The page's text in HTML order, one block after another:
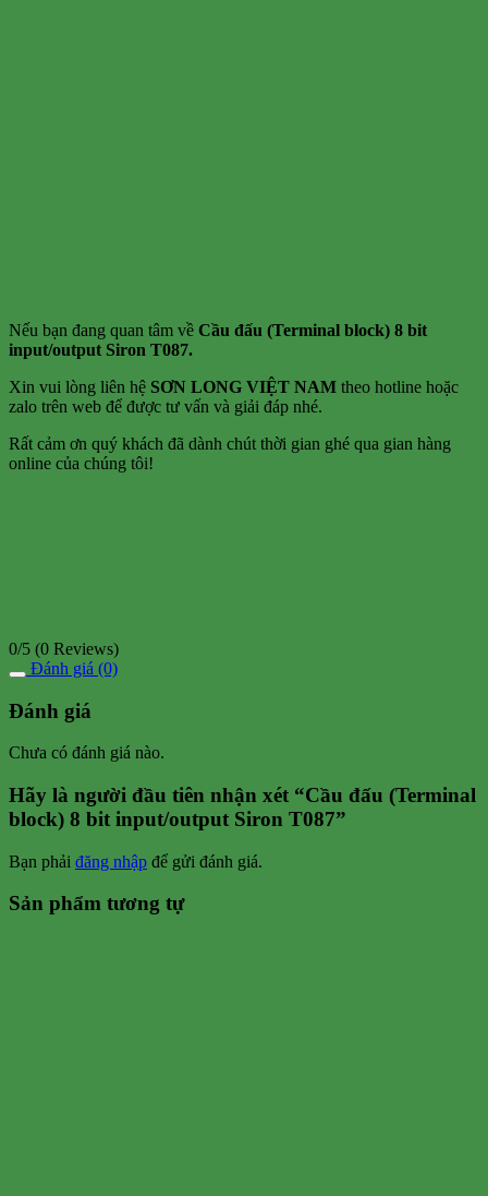
Nếu bạn đang quan tâm về Cầu đấu (Terminal block) 8 bit
input/output Siron T087.
Xin vui lòng liên hệ SƠN LONG VIỆT NAM theo hotline hoặc
zalo trên web để được tư vấn và giải đáp nhé.
Rất cảm ơn quý khách đã dành chút thời gian ghé qua gian hàng
online của chúng tôi!
0/5 (0 Reviews)
Đánh giá (0)
Đánh giá
Chưa có đánh giá nào.
Hãy là người đầu tiên nhận xét “Cầu đấu (Terminal
block) 8 bit input/output Siron T087”
Bạn phải đăng nhập để gửi đánh giá.
Sản phẩm tương tự